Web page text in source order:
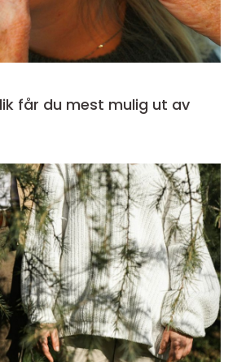
får du mest mulig ut av